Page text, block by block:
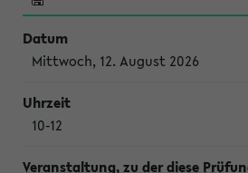
Mittwoch, 12. August 2026
10-12